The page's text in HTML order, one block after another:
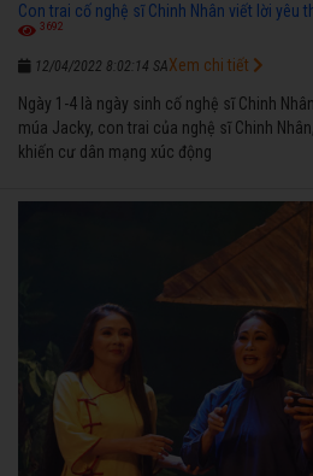
Con trai cố nghệ sĩ Chinh Nhân viết lời yêu
3692
12/04/2022 8:02:14 SA
Ngày 1-4 là ngày sinh cố nghệ sĩ Chinh
múa Jacky, con trai của nghệ sĩ Chinh
khiến cư dân mạng xúc động
Xem chi tiết